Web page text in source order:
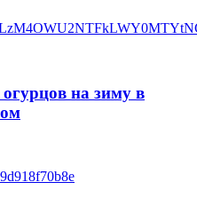
на зиму в